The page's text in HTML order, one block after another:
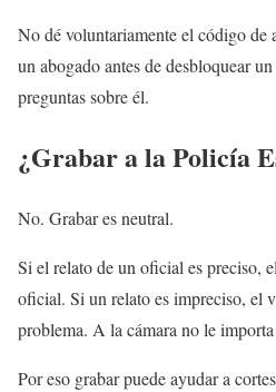
No dé voluntariamente el código de
un abogado antes de desbloquear
preguntas sobre él.
¿Grabar a la Policía
No. Grabar es neutral.
Si el relato de un oficial es preciso,
oficial. Si un relato es impreciso, el
problema. A la cámara no le
Por eso grabar puede ayudar a